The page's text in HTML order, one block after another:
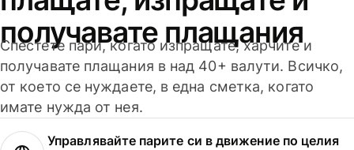
получавате плащания
Спестете пари, когато изпращате, харчите и
получавате плащания в над 40+ валути. Всичко,
от което се нуждаете, в една сметка, когато
имате нужда от нея.
Управлявайте парите си в движение по целия